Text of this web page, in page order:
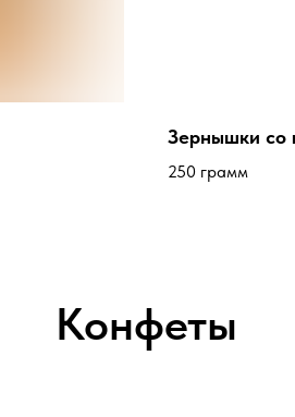
Зернышки со
250 грамм
Конфеты